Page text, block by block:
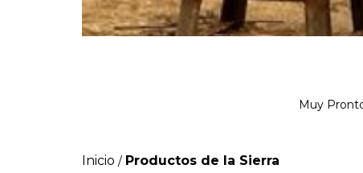
Muy
Inicio / Productos de la Sierra